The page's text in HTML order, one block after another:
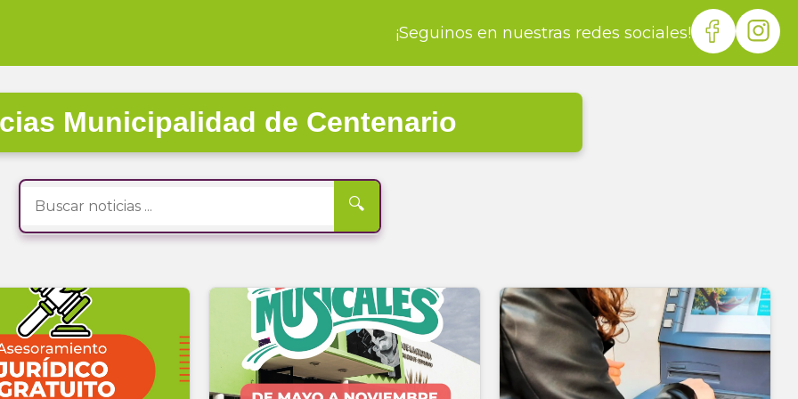
¡Seguinos en nuestras redes sociales!
Municipalidad de Centenario
🔍